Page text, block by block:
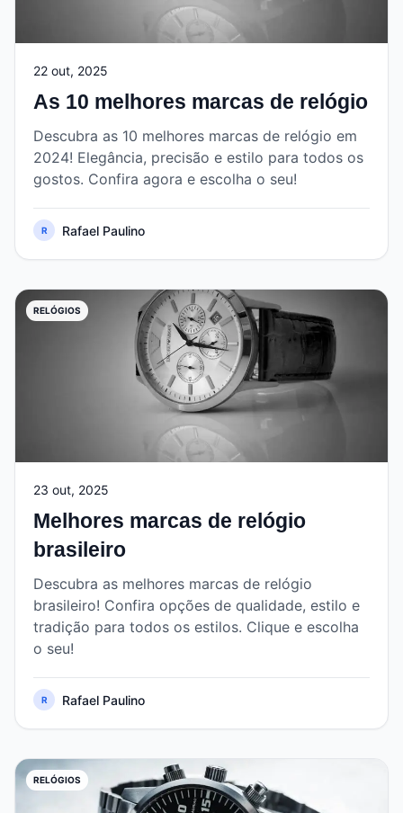
22 out, 2025
As 10 melhores marcas de relógio
Descubra as 10 melhores marcas de relógio em
2024! Elegância, precisão e estilo para todos os
gostos. Confira agora e escolha o seu!
R Rafael Paulino
RELÓGIOS
23 out, 2025
Melhores marcas de relógio
brasileiro
Descubra as melhores marcas de relógio
brasileiro! Confira opções de qualidade, estilo e
tradição para todos os estilos. Clique e escolha
o seu!
R Rafael Paulino
RELÓGIOS